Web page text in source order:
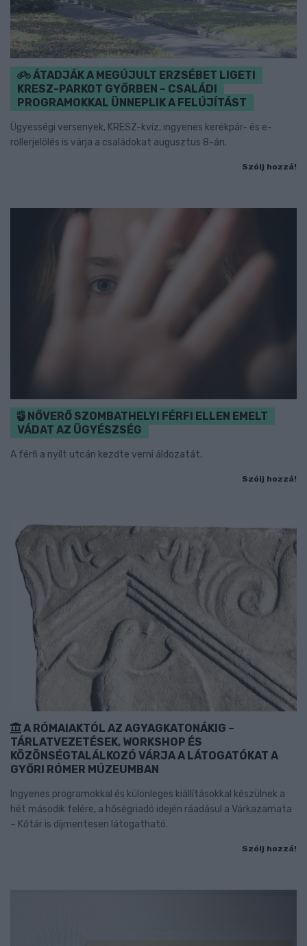
ÁTADJÁK A MEGÚJULT ERZSÉBET LIGETI
KRESZ-PARKOT GYŐRBEN – CSALÁDI
PROGRAMOKKAL ÜNNEPLIK A FELÚJÍTÁST
Ügyességi versenyek, KRESZ-kvíz, ingyenes kerékpár- és e-
rollerjelölés is várja a családokat augusztus 8-án.
Szólj hozzá!
NŐVERŐ SZOMBATHELYI FÉRFI ELLEN EMELT
VÁDAT AZ ÜGYÉSZSÉG
A férfi a nyílt utcán kezdte verni áldozatát.
Szólj hozzá!
A RÓMAIAKTÓL AZ AGYAGKATONÁKIG –
TÁRLATVEZETÉSEK, WORKSHOP ÉS
KÖZÖNSÉGTALÁLKOZÓ VÁRJA A LÁTOGATÓKAT A
GYŐRI RÓMER MÚZEUMBAN
Ingyenes programokkal és különleges kiállításokkal készülnek a
hét második felére, a hőségriadó idején ráadásul a Várkazamata
– Kőtár is díjmentesen látogatható.
Szólj hozzá!